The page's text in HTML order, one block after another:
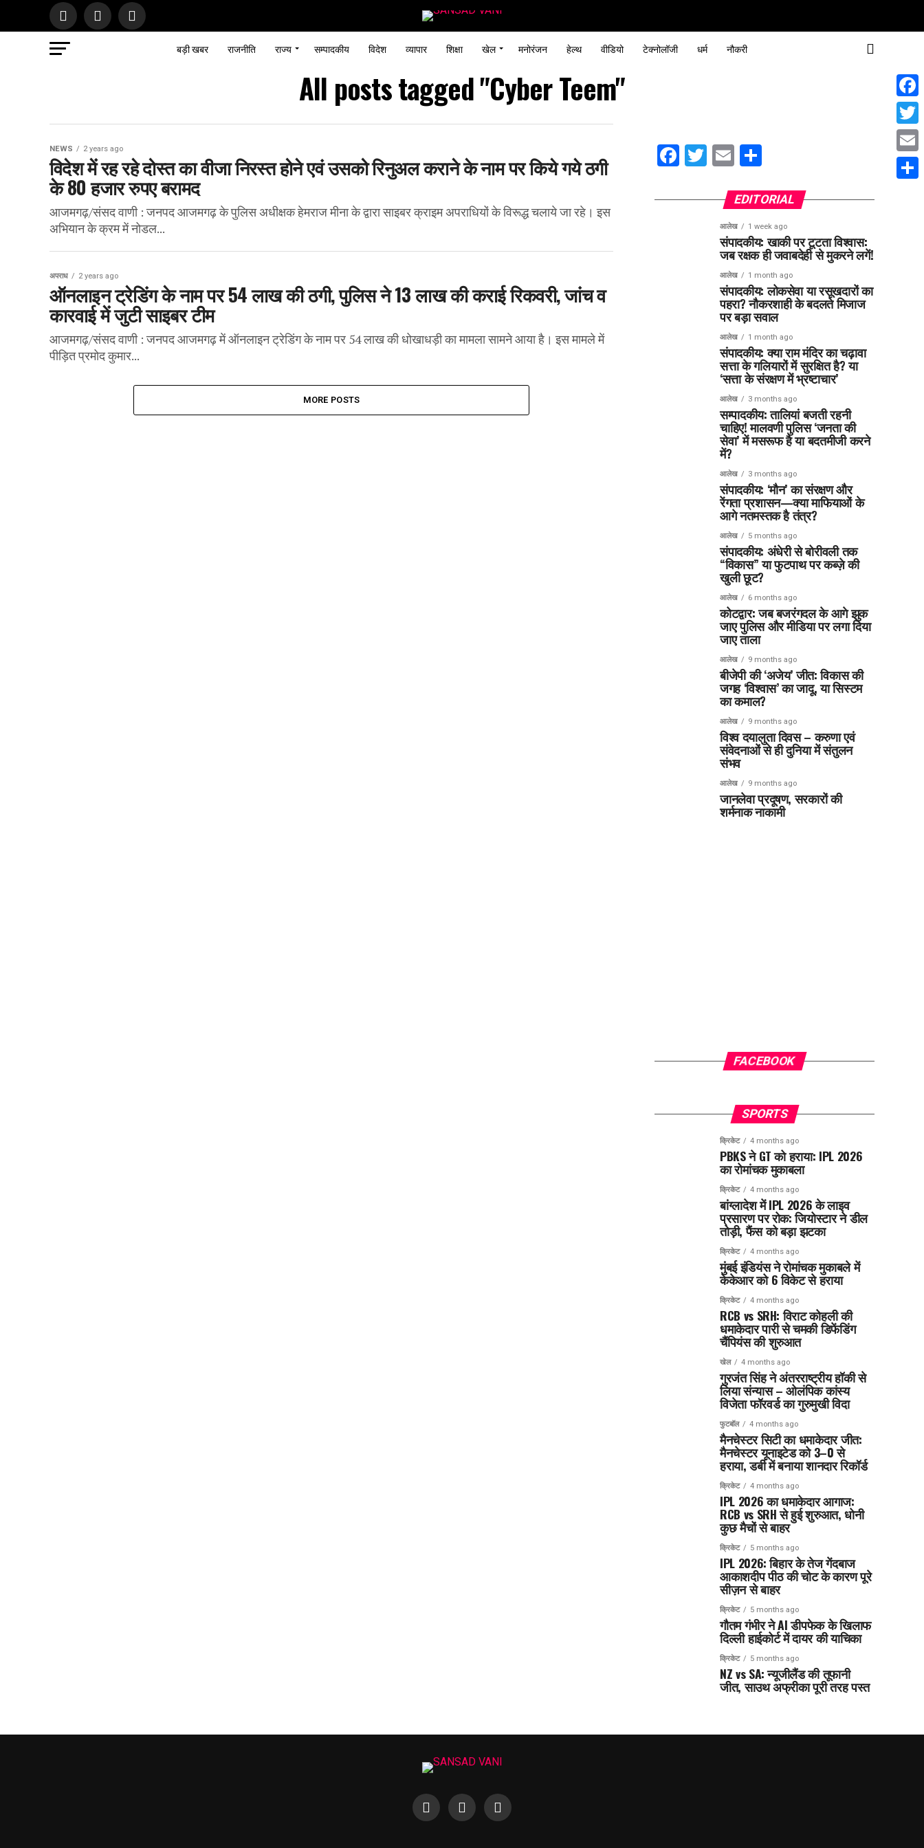
बड़ी खबर राजनीति राज्य सम्पादकीय विदेश व्यापार शिक्षा खेल मनोरंजन हेल्थ वीडियो टेक्नोलॉजी धर्म नौकरी
All posts tagged "Cyber Teem"
NEWS 2 years ago
विदेश में रह रहे दोस्त का वीजा निरस्त होने एवं उसको रिनुअल कराने के नाम पर किये गये ठगी
के 80 हजार रुपए बरामद
आजमगढ़/संसद वाणी : जनपद आजमगढ़ के पुलिस अधीक्षक हेमराज मीना के द्वारा साइबर क्राइम अपराधियों के विरूद्ध चलाये जा रहे। इस
अभियान के क्रम में नोडल...
अपराध 2 years ago
ऑनलाइन ट्रेडिंग के नाम पर 54 लाख की ठगी, पुलिस ने 13 लाख की कराई रिकवरी, जांच व
कारवाई में जुटी साइबर टीम
आजमगढ़/संसद वाणी : जनपद आजमगढ़ में ऑनलाइन ट्रेडिंग के नाम पर 54 लाख की धोखाधड़ी का मामला सामने आया है। इस मामले में
पीड़ित प्रमोद कुमार...
MORE POSTS
Facebook
Twitter
Email
EDITORIAL
आलेख 1 week ago
संपादकीय: खाकी पर टूटता विश्वास:
जब रक्षक ही जवाबदेही से मुकरने लगें!
आलेख 1 month ago
संपादकीय: लोकसेवा या रसूखदारों का
पहरा? नौकरशाही के बदलते मिजाज
पर बड़ा सवाल
आलेख 1 month ago
संपादकीय: क्या राम मंदिर का चढ़ावा
सत्ता के गलियारों में सुरक्षित है? या
‘सत्ता के संरक्षण में भ्रष्टाचार’
आलेख 3 months ago
सम्पादकीय: तालियां बजती रहनी
चाहिए! मालवणी पुलिस ‘जनता की
सेवा’ में मसरूफ है या बदतमीजी करने
में?
आलेख 3 months ago
संपादकीय: ‘मौन’ का संरक्षण और
रेंगता प्रशासन—क्या माफियाओं के
आगे नतमस्तक है तंत्र?
आलेख 5 months ago
संपादकीय: अंधेरी से बोरीवली तक
“विकास” या फुटपाथ पर कब्ज़े की
खुली छूट?
आलेख 6 months ago
कोटद्वार: जब बजरंगदल के आगे झुक
जाए पुलिस और मीडिया पर लगा दिया
जाए ताला
आलेख 9 months ago
बीजेपी की ‘अजेय’ जीत: विकास की
जगह ‘विश्वास’ का जादू, या सिस्टम
का कमाल?
आलेख 9 months ago
विश्व दयालुता दिवस – करुणा एवं
संवेदनाओं से ही दुनिया में संतुलन
संभव
आलेख 9 months ago
जानलेवा प्रदूषण, सरकारों की
शर्मनाक नाकामी
FACEBOOK
SPORTS
क्रिकेट 4 months ago
PBKS ने GT को हराया: IPL 2026
का रोमांचक मुकाबला
क्रिकेट 4 months ago
बांग्लादेश में IPL 2026 के लाइव
प्रसारण पर रोक: जियोस्टार ने डील
तोड़ी, फैंस को बड़ा झटका
क्रिकेट 4 months ago
मुंबई इंडियंस ने रोमांचक मुकाबले में
केकेआर को 6 विकेट से हराया
क्रिकेट 4 months ago
RCB vs SRH: विराट कोहली की
धमाकेदार पारी से चमकी डिफेंडिंग
चैंपियंस की शुरुआत
खेल 4 months ago
गुरजंत सिंह ने अंतरराष्ट्रीय हॉकी से
लिया संन्यास – ओलंपिक कांस्य
विजेता फॉरवर्ड का गुरुमुखी विदा
फुटबॉल 4 months ago
मैनचेस्टर सिटी का धमाकेदार जीत:
मैनचेस्टर यूनाइटेड को 3–0 से
हराया, डर्बी में बनाया शानदार रिकॉर्ड
क्रिकेट 4 months ago
IPL 2026 का धमाकेदार आगाज:
RCB vs SRH से हुई शुरुआत, धोनी
कुछ मैचों से बाहर
क्रिकेट 5 months ago
IPL 2026: बिहार के तेज गेंदबाज
आकाशदीप पीठ की चोट के कारण पूरे
सीज़न से बाहर
क्रिकेट 5 months ago
गौतम गंभीर ने AI डीपफेक के खिलाफ
दिल्ली हाईकोर्ट में दायर की याचिका
क्रिकेट 5 months ago
NZ vs SA: न्यूजीलैंड की तूफानी
जीत, साउथ अफ्रीका पूरी तरह पस्त
Email